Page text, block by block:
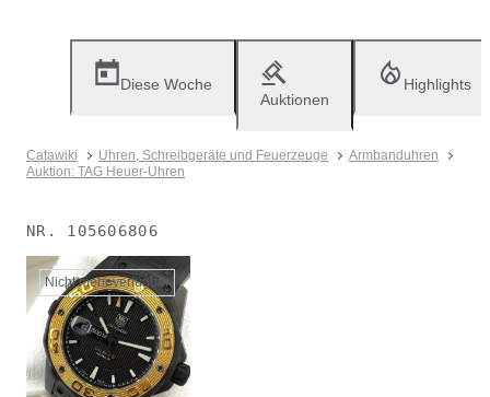
Diese Woche
Auktionen
Highlights
Catawiki Uhren, Schreibgeräte und Feuerzeuge
Armbanduhren
Auktion: TAG Heuer-Uhren
NR. 105606806
Nicht mehr verfügbar